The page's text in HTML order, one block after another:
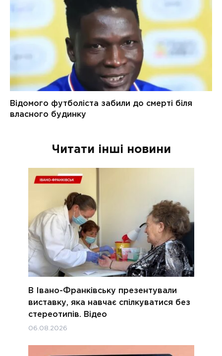
Читати інші новини
В Івано-Франківську презентували
виставку, яка навчає спілкуватися без
стереотипів. Відео
06.08.2026